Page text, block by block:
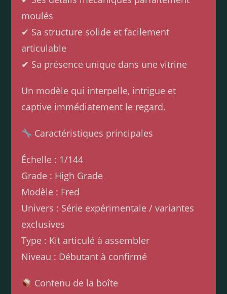
moulés
✔ Sa structure solide et facilement
articulable
✔ Sa présence unique dans une vitrine
Un modèle qui interpelle, intrigue et
captive immédiatement le regard.
Caractéristiques principales
Échelle : 1/144
Grade : High Grade
Modèle : Fred
Univers : Série expérimentale / variantes
exclusives
Type : Kit articulé à assembler
Niveau : Débutant à confirmé
Contenu de la boîte